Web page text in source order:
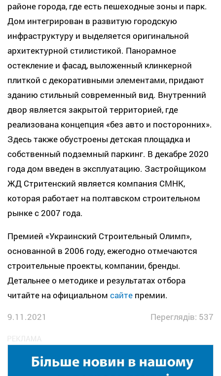
районе города, где есть пешеходные зоны и парк.
Дом интегрирован в развитую городскую
инфраструктуру и выделяется оригинальной
архитектурной стилистикой. Панорамное
остекление и фасад, выложенный клинкерной
плиткой с декоративными элементами, придают
зданию стильный современный вид. Внутренний
двор является закрытой территорией, где
реализована концепция «без авто и посторонних».
Здесь также обустроены детская площадка и
собственный подземный паркинг. В декабре 2020
года дом введен в эксплуатацию. Застройщиком
ЖД Стритенский является компания СМНК,
которая работает на полтавском строительном
рынке с 2007 года.
Премией «Украинский Строительный Олимп»,
основанной в 2006 году, ежегодно отмечаются
строительные проекты, компании, бренды.
Детальнее о методике и результатах отбора
читайте на официальном сайте премии.
9.11.2021
Переглядів: 537